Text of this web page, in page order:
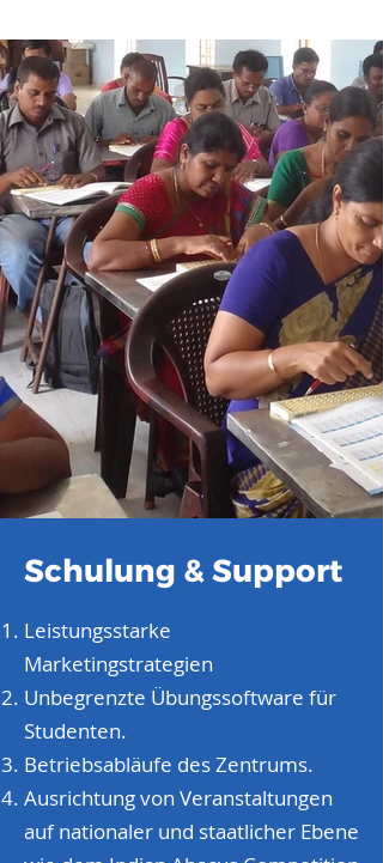
Schulung & Support
Leistungsstarke
Marketingstrategien
Unbegrenzte Übungssoftware für
Studenten.
Betriebsabläufe des Zentrums.
Ausrichtung von Veranstaltungen
auf nationaler und staatlicher Ebene